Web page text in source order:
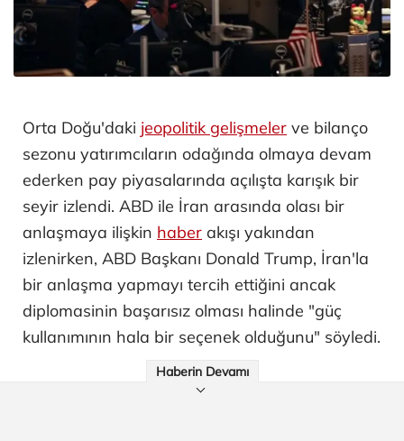
Orta Doğu'daki jeopolitik gelişmeler ve bilanço
sezonu yatırımcıların odağında olmaya devam
ederken pay piyasalarında açılışta karışık bir
seyir izlendi. ABD ile İran arasında olası bir
anlaşmaya ilişkin haber akışı yakından
izlenirken, ABD Başkanı Donald Trump, İran'la
bir anlaşma yapmayı tercih ettiğini ancak
diplomasinin başarısız olması halinde "güç
kullanımının hala bir seçenek olduğunu" söyledi.
Haberin Devamı